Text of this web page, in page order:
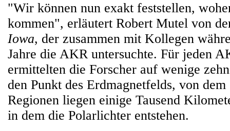
"Wir können nun exakt feststellen,
kommen", erläutert Robert Mutel von
Iowa, der zusammen mit Kollegen
Jahre die AKR untersuchte. Für jeden
ermittelten die Forscher auf wenige
den Punkt des Erdmagnetfelds, von
Regionen liegen einige Tausend
in dem die Polarlichter entstehen.